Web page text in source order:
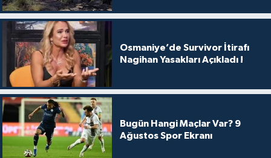
Osmaniye’de Survivor İtirafı
Nagihan Yasakları Açıkladı !
Bugün Hangi Maçlar Var? 9
Ağustos Spor Ekranı